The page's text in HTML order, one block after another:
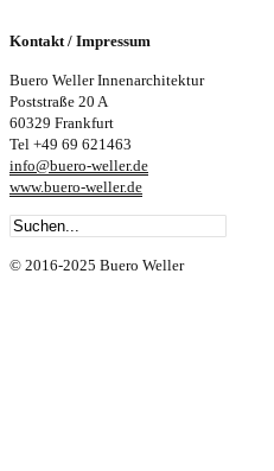
Kontakt / Impressum
Buero Weller Innenarchitektur
Poststraße 20 A
60329 Frankfurt
Tel +49 69 621463
info@buero-weller.de
www.buero-weller.de
© 2016-2025 Buero Weller